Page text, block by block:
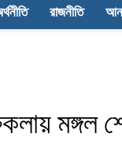
রাজনীতি
মঙ্গল